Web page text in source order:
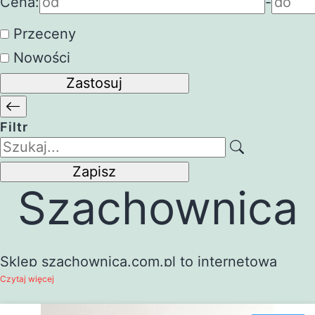
Przeceny
Nowości
Zastosuj
Filtr
Zapisz
Szachownica
Sklep szachownica.com.pl to internetowa
platforma, która specjalizuje się w sprzedaży
odzieży, oferując szeroki asortyment modnych
Czytaj więcej